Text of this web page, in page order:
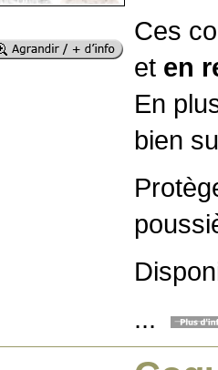
Ces
et en
En
bien
...